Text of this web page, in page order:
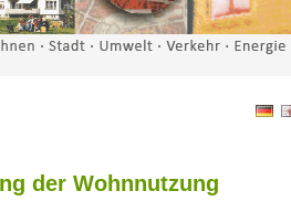
der Wohnnutzung